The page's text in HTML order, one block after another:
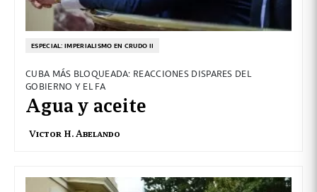
ESPECIAL: IMPERIALISMO EN CRUDO II
CUBA MÁS BLOQUEADA: REACCIONES DISPARES DEL
GOBIERNO Y EL FA
Agua y aceite
Victor H. Abelando